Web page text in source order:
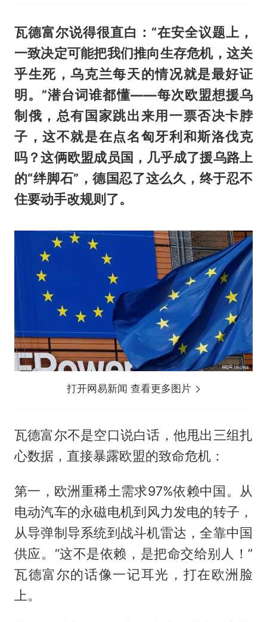
瓦德富尔说得很直白：“在安全议题上，
一致决定可能把我们推向生存危机，这关
乎生死，乌克兰每天的情况就是最好证
明。”潜台词谁都懂——每次欧盟想援乌
制俄，总有国家跳出来用一票否决卡脖
子，这不就是在点名匈牙利和斯洛伐克
吗？这俩欧盟成员国，几乎成了援乌路上
的“绊脚石”，德国忍了这么久，终于忍不
住要动手改规则了。
打开网易新闻 查看更多图片
瓦德富尔不是空口说白话，他甩出三组扎
心数据，直接暴露欧盟的致命危机：
第一，欧洲重稀土需求97%依赖中国。从
电动汽车的永磁电机到风力发电的转子，
从导弹制导系统到战斗机雷达，全靠中国
供应。“这不是依赖，是把命交给别人！”
瓦德富尔的话像一记耳光，打在欧洲脸
上。